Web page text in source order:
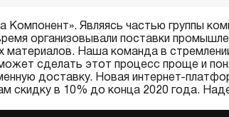
Являясь частью группы
организовывали поставки
Наша команда в
сделать этот процесс проще и
доставку. Новая интернет-
скидку в 10% до конца 2020 года.